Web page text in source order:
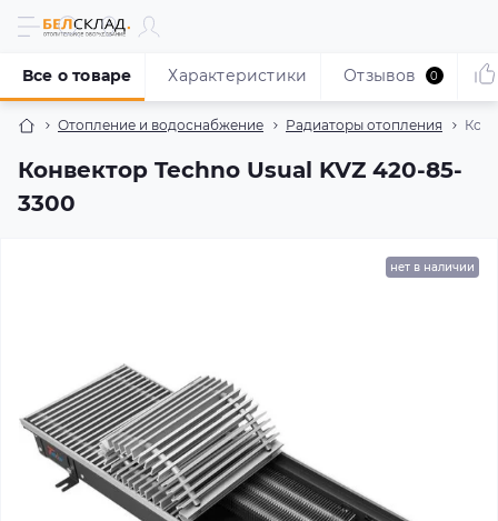
Отопление и водоснабжение Радиаторы отопления
Конвектор Techno Usual KVZ 420-85-
3300
Все о товаре Характеристики Отзывов 0
нет в наличии